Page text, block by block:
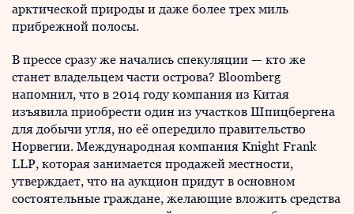
арктической природы и даже более трех миль
прибрежной полосы.
В прессе сразу же начались спекуляции — кто же
станет владельцем части острова? Bloomberg
напомнил, что в 2014 году компания из Китая
изъявила приобрести один из участков Шпицбергена
для добычи угля, но её опередило правительство
Норвегии. Международная компания Knight Frank
LLP, которая занимается продажей местности,
утверждает, что на аукцион придут в основном
состоятельные граждане, желающие вложить средства